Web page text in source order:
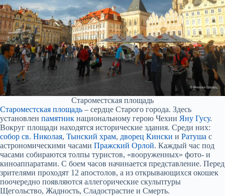
Староместская площадь
Староместская площадь – сердце Старого города. Здесь
установлен памятник национальному герою Чехии Яну Гусу.
Вокруг площади находятся исторические здания. Среди них:
собор св. Николая, Тынский храм, дворец Кински и Ратуша с
астрономическими часами Пражский Орлой. Каждый час под
часами собираются толпы туристов, «вооруженных» фото- и
киноаппаратами. С боем часов начинается представление. Перед
зрителями проходят 12 апостолов, а из открывающихся окошек
поочередно появляются аллегорические скульптуры
Щегольство, Жадность, Сладострастие и Смерть.